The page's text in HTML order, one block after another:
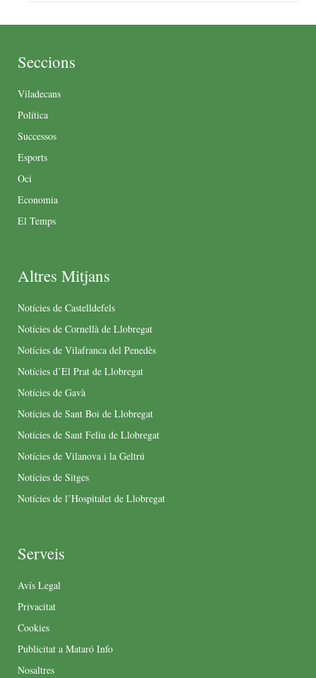
Seccions
Viladecans
Política
Successos
Esports
Oci
Economia
El Temps
Altres Mitjans
Notícies de Castelldefels
Notícies de Cornellà de Llobregat
Notícies de Vilafranca del Penedès
Notícies d’El Prat de Llobregat
Notícies de Gavà
Notícies de Sant Boi de Llobregat
Notícies de Sant Feliu de Llobregat
Notícies de Vilanova i la Geltrú
Notícies de Sitges
Notícies de l’Hospitalet de Llobregat
Serveis
Avís Legal
Privacitat
Cookies
Publicitat a Mataró Info
Nosaltres